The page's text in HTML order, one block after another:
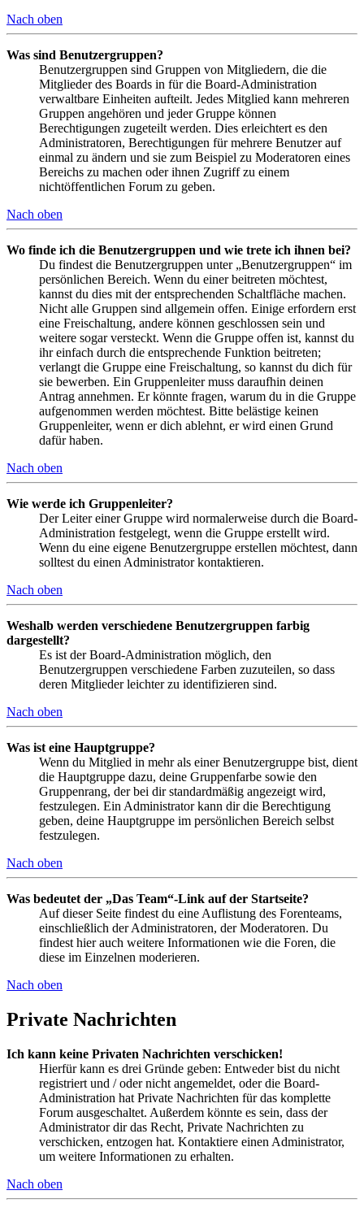
Nach oben
Was sind Benutzergruppen?
Benutzergruppen sind Gruppen von Mitgliedern, die die
Mitglieder des Boards in für die Board-Administration
verwaltbare Einheiten aufteilt. Jedes Mitglied kann mehreren
Gruppen angehören und jeder Gruppe können
Berechtigungen zugeteilt werden. Dies erleichtert es den
Administratoren, Berechtigungen für mehrere Benutzer auf
einmal zu ändern und sie zum Beispiel zu Moderatoren eines
Bereichs zu machen oder ihnen Zugriff zu einem
nichtöffentlichen Forum zu geben.
Nach oben
Wo finde ich die Benutzergruppen und wie trete ich ihnen bei?
Du findest die Benutzergruppen unter „Benutzergruppen“ im
persönlichen Bereich. Wenn du einer beitreten möchtest,
kannst du dies mit der entsprechenden Schaltfläche machen.
Nicht alle Gruppen sind allgemein offen. Einige erfordern erst
eine Freischaltung, andere können geschlossen sein und
weitere sogar versteckt. Wenn die Gruppe offen ist, kannst du
ihr einfach durch die entsprechende Funktion beitreten;
verlangt die Gruppe eine Freischaltung, so kannst du dich für
sie bewerben. Ein Gruppenleiter muss daraufhin deinen
Antrag annehmen. Er könnte fragen, warum du in die Gruppe
aufgenommen werden möchtest. Bitte belästige keinen
Gruppenleiter, wenn er dich ablehnt, er wird einen Grund
dafür haben.
Nach oben
Wie werde ich Gruppenleiter?
Der Leiter einer Gruppe wird normalerweise durch die Board-
Administration festgelegt, wenn die Gruppe erstellt wird.
Wenn du eine eigene Benutzergruppe erstellen möchtest, dann
solltest du einen Administrator kontaktieren.
Nach oben
Weshalb werden verschiedene Benutzergruppen farbig
dargestellt?
Es ist der Board-Administration möglich, den
Benutzergruppen verschiedene Farben zuzuteilen, so dass
deren Mitglieder leichter zu identifizieren sind.
Nach oben
Was ist eine Hauptgruppe?
Wenn du Mitglied in mehr als einer Benutzergruppe bist, dient
die Hauptgruppe dazu, deine Gruppenfarbe sowie den
Gruppenrang, der bei dir standardmäßig angezeigt wird,
festzulegen. Ein Administrator kann dir die Berechtigung
geben, deine Hauptgruppe im persönlichen Bereich selbst
festzulegen.
Nach oben
Was bedeutet der „Das Team“-Link auf der Startseite?
Auf dieser Seite findest du eine Auflistung des Forenteams,
einschließlich der Administratoren, der Moderatoren. Du
findest hier auch weitere Informationen wie die Foren, die
diese im Einzelnen moderieren.
Nach oben
Private Nachrichten
Ich kann keine Privaten Nachrichten verschicken!
Hierfür kann es drei Gründe geben: Entweder bist du nicht
registriert und / oder nicht angemeldet, oder die Board-
Administration hat Private Nachrichten für das komplette
Forum ausgeschaltet. Außerdem könnte es sein, dass der
Administrator dir das Recht, Private Nachrichten zu
verschicken, entzogen hat. Kontaktiere einen Administrator,
um weitere Informationen zu erhalten.
Nach oben